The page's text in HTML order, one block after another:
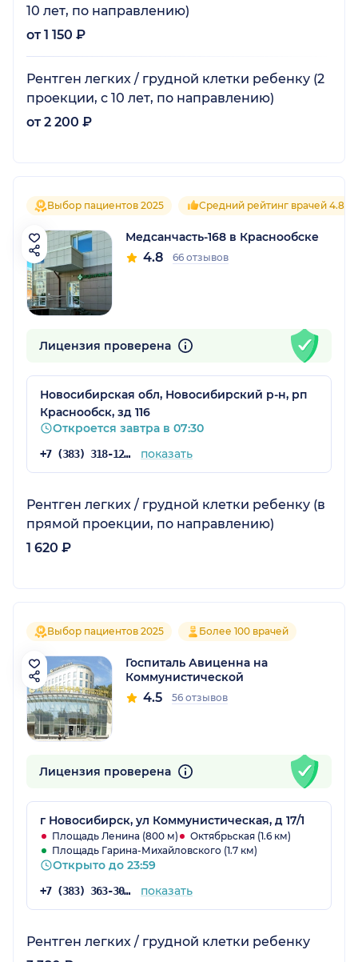
10 лет, по направлению)
от 1 150 ₽
Рентген легких / грудной клетки ребенку (2
проекции, с 10 лет, по направлению)
от 2 200 ₽
Выбор пациентов 2025 Средний рейтинг врачей 4.8
Медсанчасть-168 в Краснообске
4.8 66 отзывов
Лицензия проверена
Новосибирская обл, Новосибирский р-н, рп
Краснообск, зд 116
Откроется завтра в 07:30
+7 (383) 318-12-64 показать
Рентген легких / грудной клетки ребенку (в
прямой проекции, по направлению)
1 620 ₽
Выбор пациентов 2025 Более 100 врачей
Госпиталь Авиценна на
Коммунистической
4.5 56 отзывов
Лицензия проверена
г Новосибирск, ул Коммунистическая, д 17/1
Площадь Ленина (800 м)
Октябрьская (1.6 км)
Площадь Гарина-Михайловского (1.7 км)
Открыто до 23:59
+7 (383) 363-30-03 показать
Рентген легких / грудной клетки ребенку